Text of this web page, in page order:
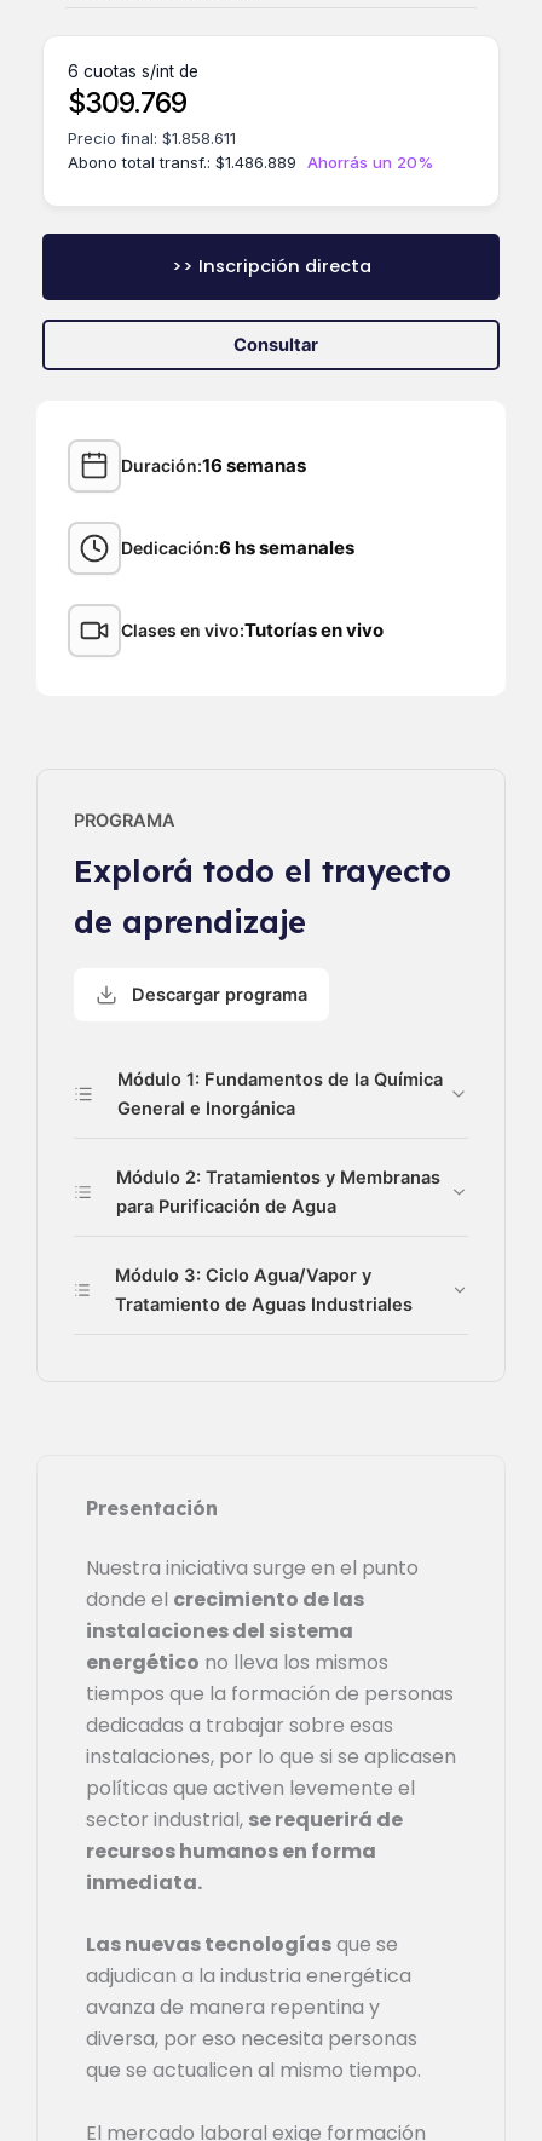
6 cuotas s/int de
$309.769
Precio final: $1.858.611
Abono total transf.: $1.486.889 Ahorrás un 20%
>> Inscripción directa
Consultar
Duración 16 semanas
Dedicación 6 hs semanales
Clases en vivo Tutorías en vivo
PROGRAMA
Explorá todo el trayecto
de aprendizaje
Descargar programa
Módulo 1: Fundamentos de la Química
General e Inorgánica
Módulo 2: Tratamientos y Membranas
para Purificación de Agua
Módulo 3: Ciclo Agua/Vapor y
Tratamiento de Aguas Industriales
Presentación
Nuestra iniciativa surge en el punto
donde el crecimiento de las
instalaciones del sistema
energético no lleva los mismos
tiempos que la formación de personas
dedicadas a trabajar sobre esas
instalaciones, por lo que si se aplicasen
políticas que activen levemente el
sector industrial, se requerirá de
recursos humanos en forma
inmediata.
Las nuevas tecnologíasque se
adjudican a la industria energética
avanza de manera repentina y
diversa, por eso necesita personas
que se actualicen al mismo tiempo.
El mercado laboral exige formación